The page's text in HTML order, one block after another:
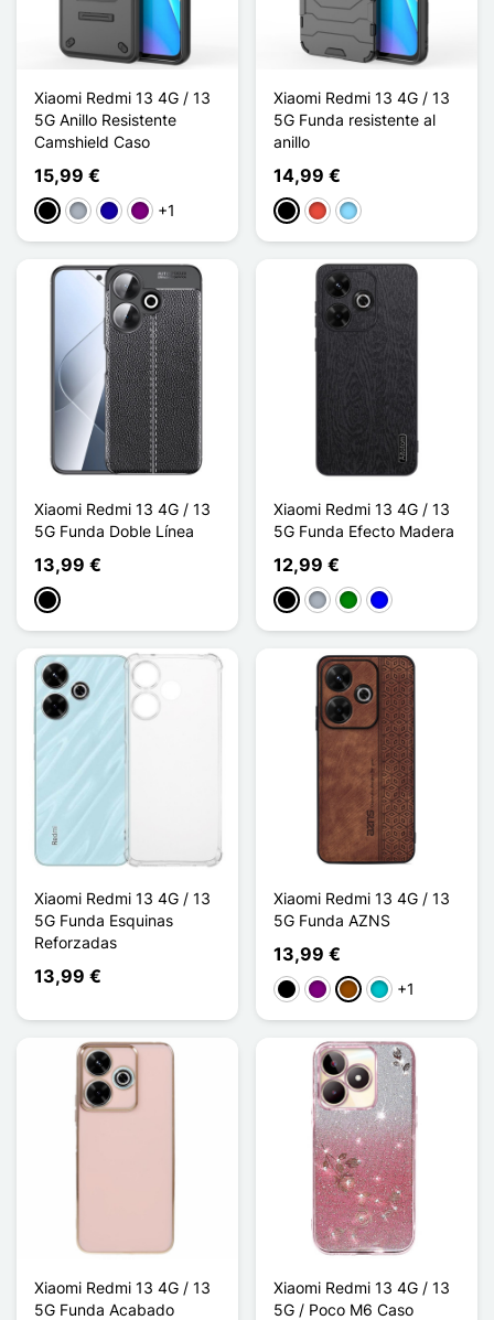
Xiaomi Redmi 13 4G / 13
5G Anillo Resistente
Camshield Caso
15,99 €
NegroGris Azul oscuro
Púrpura
+1
Xiaomi Redmi 13 4G / 13
5G Funda resistente al
anillo
14,99 €
NegroRojoAzul claro
Xiaomi Redmi 13 4G / 13
5G Funda Doble Línea
13,99 €
Negro
Xiaomi Redmi 13 4G / 13
5G Funda Efecto Madera
12,99 €
NegroGris VerdeAzul
Xiaomi Redmi 13 4G / 13
5G Funda Esquinas
Reforzadas
13,99 €
Xiaomi Redmi 13 4G / 13
5G Funda AZNS
13,99 €
NegroPúrpuraMarrónTurquesa
+1
Xiaomi Redmi 13 4G / 13
5G Funda Acabado
Xiaomi Redmi 13 4G / 13
5G / Poco M6 Caso